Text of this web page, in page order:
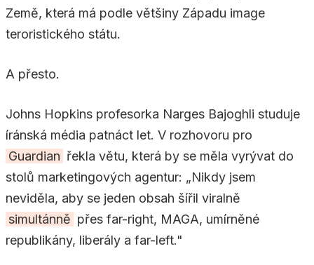
Země, která má podle většiny Západu image
teroristického státu.
A přesto.
Johns Hopkins profesorka Narges Bajoghli studuje
íránská média patnáct let. V rozhovoru pro
Guardian řekla větu, která by se měla vyrývat do
stolů marketingových agentur: „Nikdy jsem
neviděla, aby se jeden obsah šířil viralně
simultánně přes far-right, MAGA, umírněné
republikány, liberály a far-left."